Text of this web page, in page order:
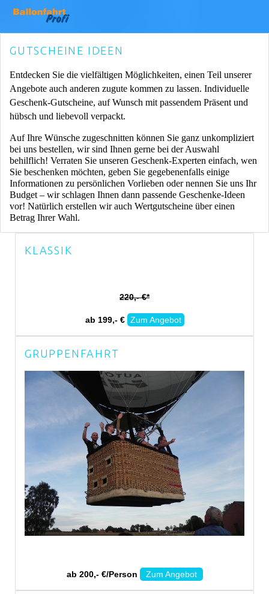
GUTSCHEINE IDEEN
Entdecken Sie die vielfältigen Möglichkeiten, einen Teil unserer
Angebote auch anderen zugute kommen zu lassen. Individuelle
Geschenk-Gutscheine, auf Wunsch mit passendem Präsent und
hübsch und liebevoll verpackt.
Auf Ihre Wünsche zugeschnitten können Sie ganz unkompliziert
bei uns bestellen, wir sind Ihnen gerne bei der Auswahl
behilflich! Verraten Sie unseren Geschenk-Experten einfach, wen
Sie beschenken möchten, geben Sie gegebenenfalls einige
Informationen zu persönlichen Vorlieben oder nennen Sie uns Ihr
Budget – wir schlagen Ihnen dann passende Geschenke-Ideen
vor! Natürlich erstellen wir auch Wertgutscheine über einen
Betrag Ihrer Wahl.
KLASSIK
220,- €*
ab 199,- € Zum Angebot
GRUPPENFAHRT
ab 200,- €/Person Zum Angebot